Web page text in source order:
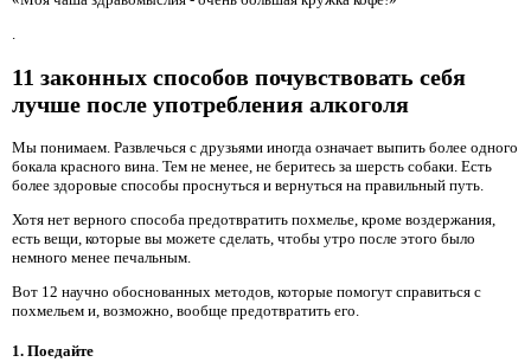
.
11 законных способов почувствовать себя
лучше после употребления алкоголя
Мы понимаем. Развлечься с друзьями иногда означает выпить более одного
бокала красного вина. Тем не менее, не беритесь за шерсть собаки. Есть
более здоровые способы проснуться и вернуться на правильный путь.
Хотя нет верного способа предотвратить похмелье, кроме воздержания,
есть вещи, которые вы можете сделать, чтобы утро после этого было
немного менее печальным.
Вот 12 научно обоснованных методов, которые помогут справиться с
похмельем и, возможно, вообще предотвратить его.
1. Поедайте